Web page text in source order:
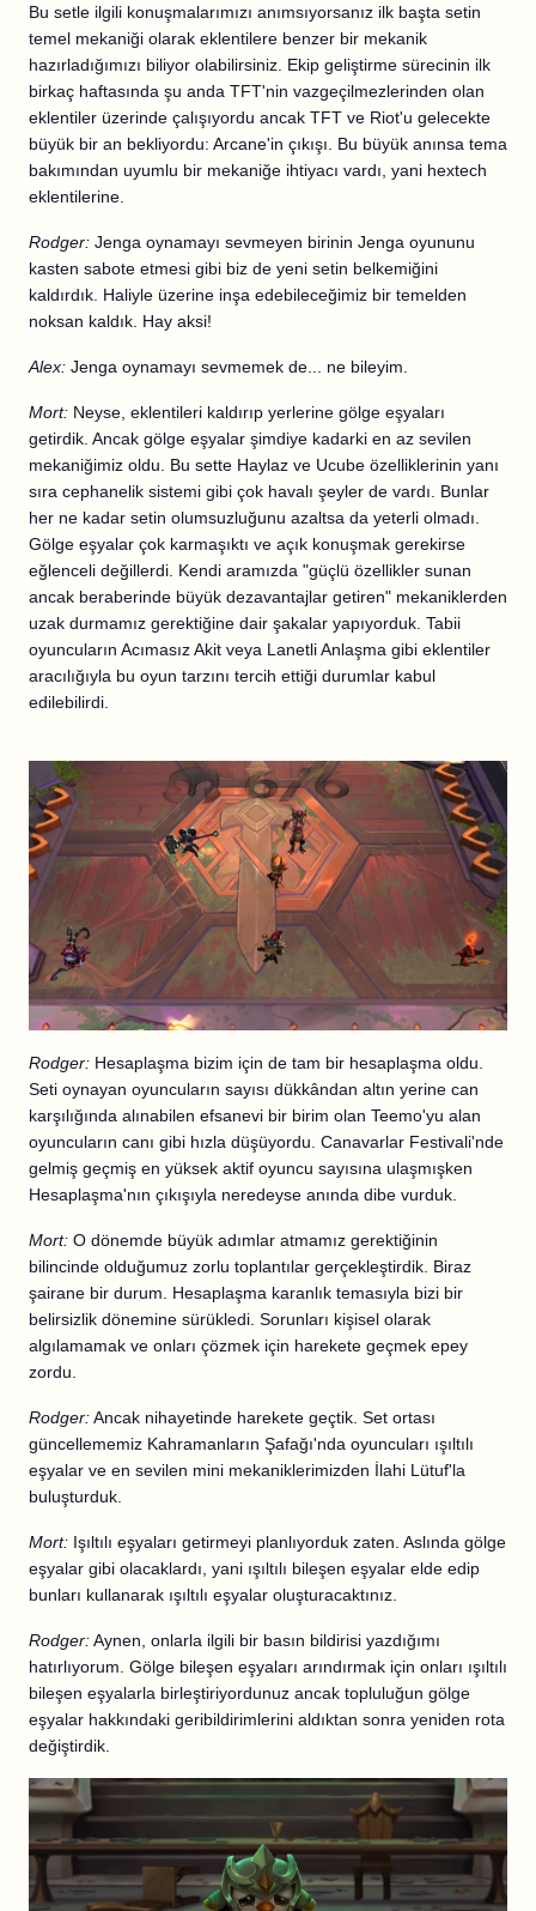
Bu setle ilgili konuşmalarımızı anımsıyorsanız ilk başta setin
temel mekaniği olarak eklentilere benzer bir mekanik
hazırladığımızı biliyor olabilirsiniz. Ekip geliştirme sürecinin ilk
birkaç haftasında şu anda TFT'nin vazgeçilmezlerinden olan
eklentiler üzerinde çalışıyordu ancak TFT ve Riot'u gelecekte
büyük bir an bekliyordu: Arcane'in çıkışı. Bu büyük anınsa tema
bakımından uyumlu bir mekaniğe ihtiyacı vardı, yani hextech
eklentilerine.
Rodger: Jenga oynamayı sevmeyen birinin Jenga oyununu
kasten sabote etmesi gibi biz de yeni setin belkemiğini
kaldırdık. Haliyle üzerine inşa edebileceğimiz bir temelden
noksan kaldık. Hay aksi!
Alex: Jenga oynamayı sevmemek de... ne bileyim.
Mort: Neyse, eklentileri kaldırıp yerlerine gölge eşyaları
getirdik. Ancak gölge eşyalar şimdiye kadarki en az sevilen
mekaniğimiz oldu. Bu sette Haylaz ve Ucube özelliklerinin yanı
sıra cephanelik sistemi gibi çok havalı şeyler de vardı. Bunlar
her ne kadar setin olumsuzluğunu azaltsa da yeterli olmadı.
Gölge eşyalar çok karmaşıktı ve açık konuşmak gerekirse
eğlenceli değillerdi. Kendi aramızda "güçlü özellikler sunan
ancak beraberinde büyük dezavantajlar getiren" mekaniklerden
uzak durmamız gerektiğine dair şakalar yapıyorduk. Tabii
oyuncuların Acımasız Akit veya Lanetli Anlaşma gibi eklentiler
aracılığıyla bu oyun tarzını tercih ettiği durumlar kabul
edilebilirdi.
Rodger: Hesaplaşma bizim için de tam bir hesaplaşma oldu.
Seti oynayan oyuncuların sayısı dükkândan altın yerine can
karşılığında alınabilen efsanevi bir birim olan Teemo'yu alan
oyuncuların canı gibi hızla düşüyordu. Canavarlar Festivali'nde
gelmiş geçmiş en yüksek aktif oyuncu sayısına ulaşmışken
Hesaplaşma'nın çıkışıyla neredeyse anında dibe vurduk.
Mort: O dönemde büyük adımlar atmamız gerektiğinin
bilincinde olduğumuz zorlu toplantılar gerçekleştirdik. Biraz
şairane bir durum. Hesaplaşma karanlık temasıyla bizi bir
belirsizlik dönemine sürükledi. Sorunları kişisel olarak
algılamamak ve onları çözmek için harekete geçmek epey
zordu.
Rodger:Ancak nihayetinde harekete geçtik. Set ortası
güncellememiz Kahramanların Şafağı'nda oyuncuları ışıltılı
eşyalar ve en sevilen mini mekaniklerimizden İlahi Lütuf'la
buluşturduk.
Mort: Işıltılı eşyaları getirmeyi planlıyorduk zaten. Aslında gölge
eşyalar gibi olacaklardı, yani ışıltılı bileşen eşyalar elde edip
bunları kullanarak ışıltılı eşyalar oluşturacaktınız.
Rodger:Aynen, onlarla ilgili bir basın bildirisi yazdığımı
hatırlıyorum. Gölge bileşen eşyaları arındırmak için onları ışıltılı
bileşen eşyalarla birleştiriyordunuz ancak topluluğun gölge
eşyalar hakkındaki geribildirimlerini aldıktan sonra yeniden rota
değiştirdik.